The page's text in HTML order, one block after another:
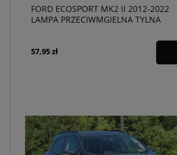
FORD ECOSPORT MK2 II 2012-2022
LAMPA PRZECIWMGIELNA TYLNA
57,95 zł